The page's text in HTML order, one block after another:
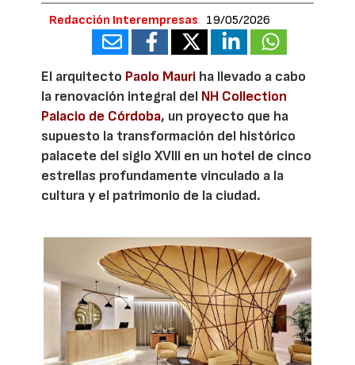
Redacción Interempresas 19/05/2026
El arquitecto Paolo Mauri ha llevado a cabo
la renovación integral del NH Collection
Palacio de Córdoba, un proyecto que ha
supuesto la transformación del histórico
palacete del siglo XVIII en un hotel de cinco
estrellas profundamente vinculado a la
cultura y el patrimonio de la ciudad.